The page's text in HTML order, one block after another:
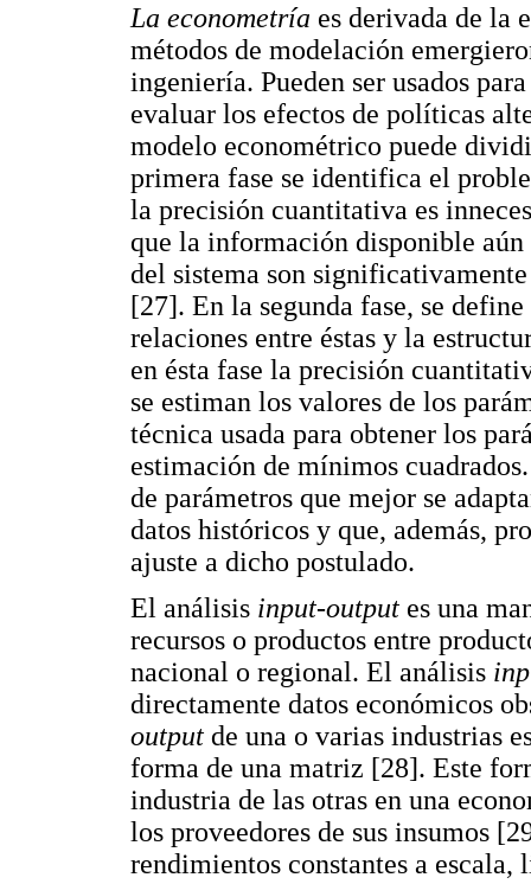
La econometría es derivada de la
métodos de modelación
ingeniería. Pueden ser usados
evaluar los efectos de políticas
modelo econométrico puede
primera fase se identifica el
la precisión cuantitativa es
que la información disponible
del sistema son
[27]. En la segunda fase, se
relaciones entre éstas y la
en ésta fase la precisión
se estiman los valores de los
técnica usada para obtener los
estimación de mínimos
de parámetros que mejor se
datos históricos y que, además,
ajuste a dicho postulado.
El análisis input-output es una
recursos o productos entre
nacional o regional. El análisis
directamente datos económicos
output de una o varias industrias
forma de una matriz [28]. Este
industria de las otras en una
los proveedores de sus insumos
rendimientos constantes a